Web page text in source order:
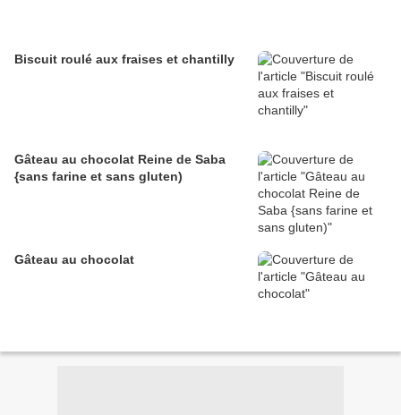
Biscuit roulé aux fraises et chantilly
Gâteau au chocolat Reine de Saba
{sans farine et sans gluten)
Gâteau au chocolat